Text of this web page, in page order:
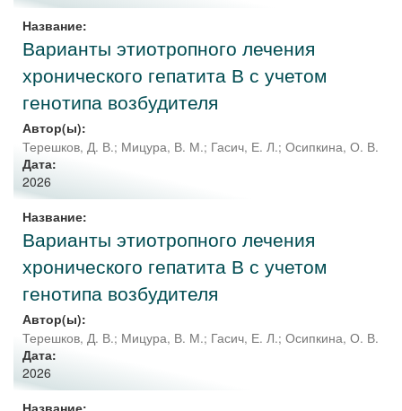
Название:
Варианты этиотропного лечения
хронического гепатита В с учетом
генотипа возбудителя
Автор(ы):
Терешков, Д. В.; Мицура, В. М.; Гасич, Е. Л.; Осипкина, О. В.
Дата:
2026
Название:
Варианты этиотропного лечения
хронического гепатита В с учетом
генотипа возбудителя
Автор(ы):
Терешков, Д. В.; Мицура, В. М.; Гасич, Е. Л.; Осипкина, О. В.
Дата:
2026